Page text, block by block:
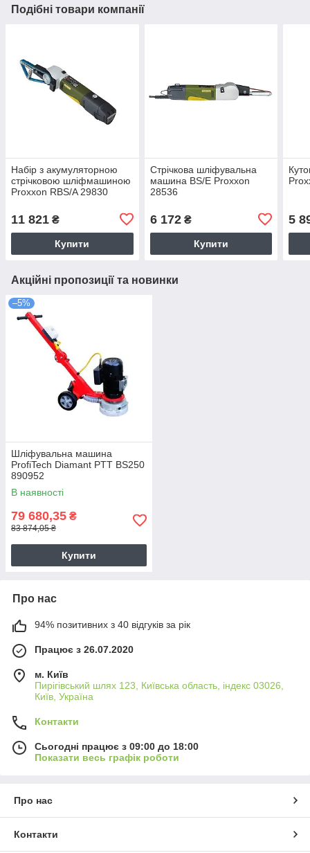
Подібні товари компанії
Набір з акумуляторною
стрічковою шліфмашиною
Proxxon RBS/A 29830
11 821 ₴
Купити
Стрічкова шліфувальна
машина BS/E Proxxon
28536
6 172₴
Купити
5
Акційні пропозиції та новинки
–5%
Шліфувальна машина
ProfiTech Diamant PTT BS250
890952
В наявності
79 680,35 ₴
83 874,05 ₴
Купити
Про нас
94% позитивних з 40 відгуків за рік
Працює з 26.07.2020
м. Київ
Пирігівський шлях 123, Київська область, індекс 03026,
Київ, Україна
Контакти
Сьогодні працює з 09:00 до 18:00
Показати весь графік роботи
Про нас
Контакти